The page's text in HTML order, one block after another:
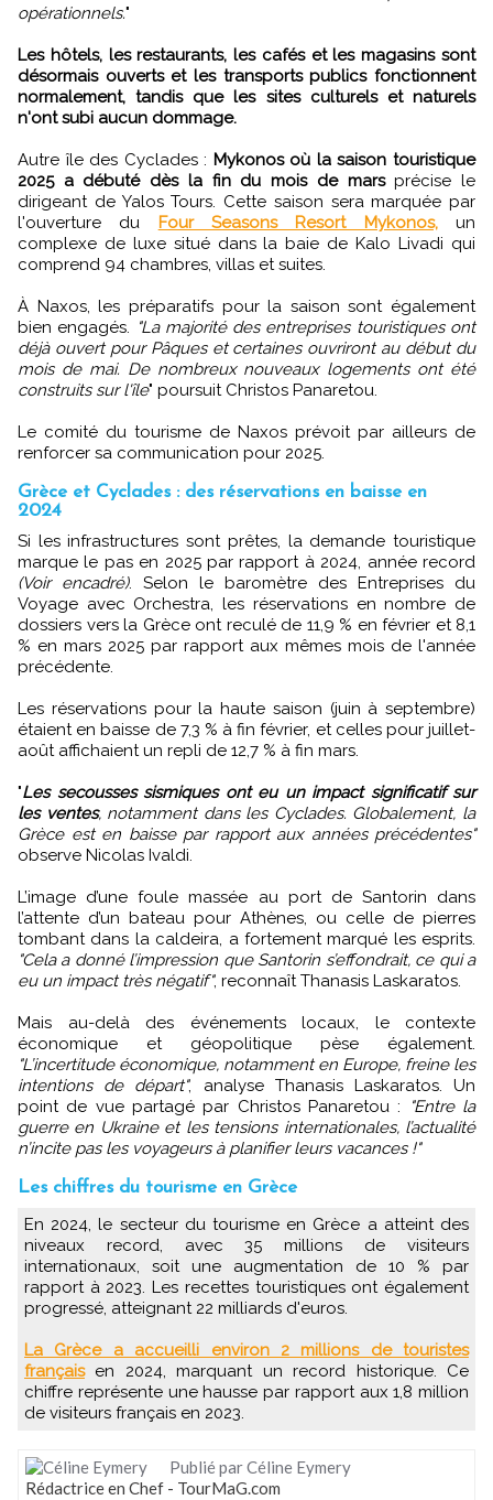
opérationnels."
Les hôtels, les restaurants, les cafés et les magasins sont
désormais ouverts et les transports publics fonctionnent
normalement, tandis que les sites culturels et naturels
n'ont subi aucun dommage.
Autre île des Cyclades : Mykonos où la saison touristique
2025 a débuté dès la fin du mois de marsprécise le
dirigeant de Yalos Tours. Cette saison sera marquée par
l'ouverture du
Four Seasons Resort Mykonos,un
complexe de luxe situé dans la baie de Kalo Livadi qui
comprend 94 chambres, villas et suites.
À Naxos, les préparatifs pour la saison sont également
bien engagés. "La majorité des entreprises touristiques ont
déjà ouvert pour Pâques et certaines ouvriront au début du
mois de mai. De nombreux nouveaux logements ont été
construits sur l'île" poursuit Christos Panaretou.
Le comité du tourisme de Naxos prévoit par ailleurs de
renforcer sa communication pour 2025.
Grèce et Cyclades : des réservations en baisse en
2024
Si les infrastructures sont prêtes, la demande touristique
marque le pas en 2025 par rapport à 2024, année record
(Voir encadré). Selon le baromètre des Entreprises du
Voyage avec Orchestra, les réservations en nombre de
dossiers vers la Grèce ont reculé de 11,9 % en février et 8,1
% en mars 2025 par rapport aux mêmes mois de l'année
précédente.
Les réservations pour la haute saison (juin à septembre)
étaient en baisse de 7,3 % à fin février, et celles pour juillet-
août affichaient un repli de 12,7 % à fin mars.
"Les secousses sismiques ont eu un impact significatif sur
les ventes, notamment dans les Cyclades. Globalement, la
Grèce est en baisse par rapport aux années précédentes"
observe Nicolas Ivaldi.
L’image d’une foule massée au port de Santorin dans
l’attente d’un bateau pour Athènes, ou celle de pierres
tombant dans la caldeira, a fortement marqué les esprits.
"Cela a donné l’impression que Santorin s’effondrait, ce qui a
eu un impact très négatif", reconnaît Thanasis Laskaratos.
Mais au-delà des événements locaux, le contexte
économique et géopolitique pèse également.
"L’incertitude économique, notamment en Europe, freine les
intentions de départ", analyse Thanasis Laskaratos. Un
point de vue partagé par Christos Panaretou :
"Entre la
guerre en Ukraine et les tensions internationales, l’actualité
n’incite pas les voyageurs à planifier leurs vacances !"
Les chiffres du tourisme en Grèce
En 2024, le secteur du tourisme en Grèce a atteint des
niveaux record, avec 35 millions de visiteurs
internationaux, soit une augmentation de 10 % par
rapport à 2023. Les recettes touristiques ont également
progressé, atteignant 22 milliards d'euros.
La Grèce a accueilli environ 2 millions de touristes
françaisen 2024, marquant un record historique. Ce
chiffre représente une hausse par rapport aux 1,8 million
de visiteurs français en 2023.
Publié par Céline Eymery
Rédactrice en Chef - TourMaG.com